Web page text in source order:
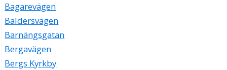
Bagarevägen
Baldersvägen
Barnängsgatan
Bergavägen
Bergs Kyrkby